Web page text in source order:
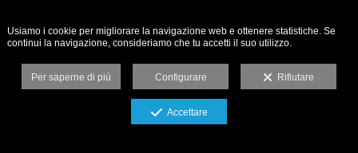
Usiamo i cookie per migliorare la navigazione web e ottenere statistiche. Se
continui la navigazione, consideriamo che tu accetti il suo utilizzo.
Per saperne di più Configurare Rifiutare
Accettare